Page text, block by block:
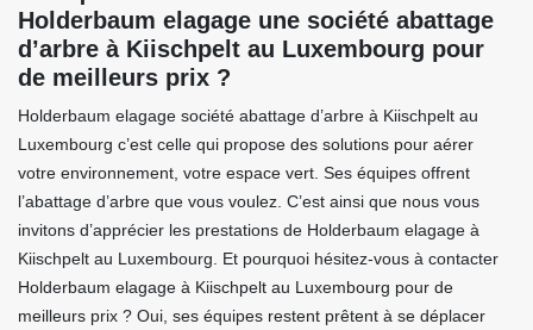
Holderbaum elagage une société abattage
d’arbre à Kiischpelt au Luxembourg pour
de meilleurs prix ?
Holderbaum elagage société abattage d’arbre à Kiischpelt au
Luxembourg c’est celle qui propose des solutions pour aérer
votre environnement, votre espace vert. Ses équipes offrent
l’abattage d’arbre que vous voulez. C’est ainsi que nous vous
invitons d’apprécier les prestations de Holderbaum elagage à
Kiischpelt au Luxembourg. Et pourquoi hésitez-vous à contacter
Holderbaum elagage à Kiischpelt au Luxembourg pour de
meilleurs prix ? Oui, ses équipes restent prêtent à se déplacer